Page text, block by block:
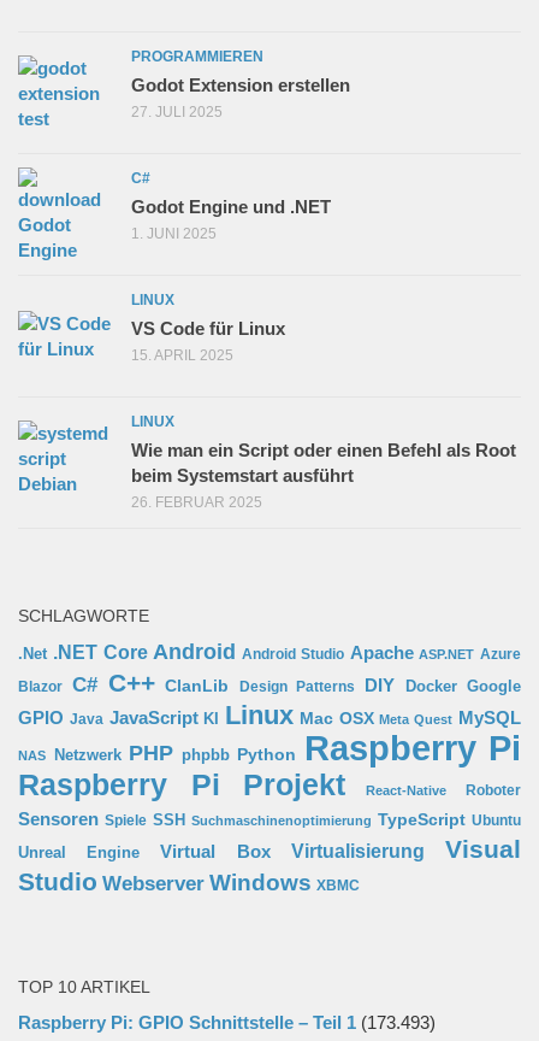
PROGRAMMIEREN
Godot Extension erstellen
27. JULI 2025
C#
Godot Engine und .NET
1. JUNI 2025
LINUX
VS Code für Linux
15. APRIL 2025
LINUX
Wie man ein Script oder einen Befehl als Root
beim Systemstart ausführt
26. FEBRUAR 2025
SCHLAGWORTE
.Net .NET Core Android Android Studio Apache ASP.NET Azure
Blazor C# C++ ClanLib Design Patterns DIY Docker Google
GPIO Java JavaScript KI Linux Mac OSX Meta Quest MySQL
NAS Netzwerk PHP phpbb Python Raspberry Pi
Raspberry Pi Projekt React-Native Roboter
Sensoren Spiele SSH Suchmaschinenoptimierung TypeScript Ubuntu
Unreal Engine
Virtual Box Virtualisierung
Visual
Studio Webserver Windows XBMC
TOP 10 ARTIKEL
Raspberry Pi: GPIO Schnittstelle – Teil 1 (173.493)